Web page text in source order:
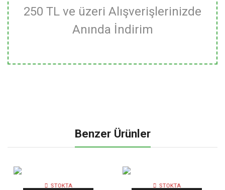
250 TL ve üzeri Alışverişlerinizde
Anında İndirim
Benzer Ürünler
STOKTA
STOKTA